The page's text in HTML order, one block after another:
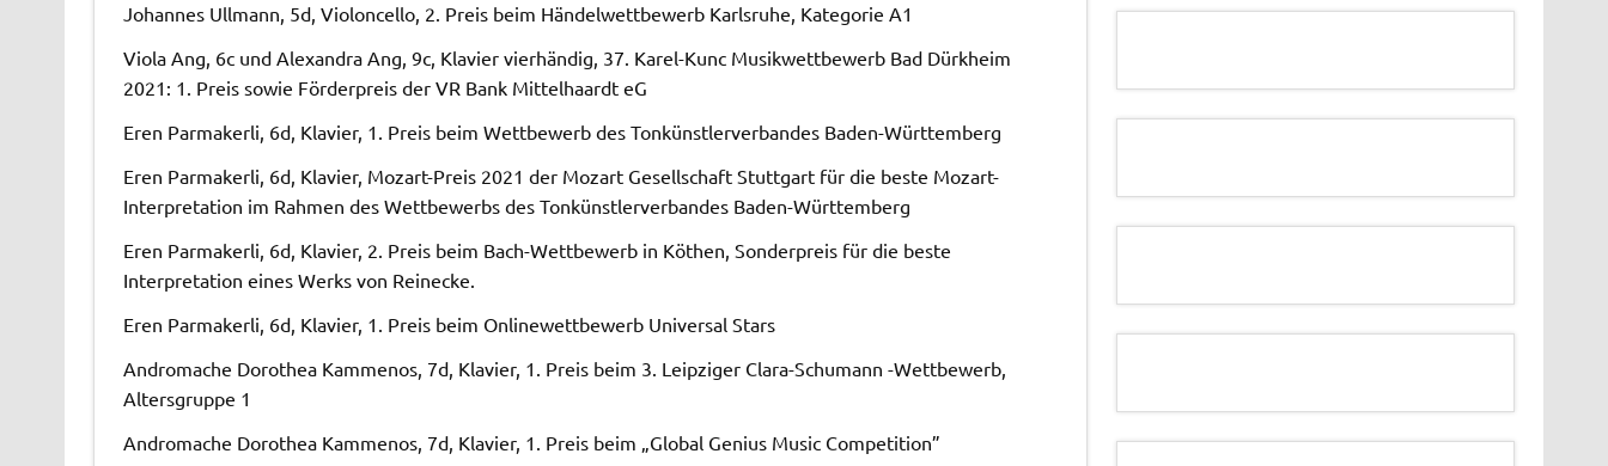
Johannes Ullmann, 5d, Violoncello, 2. Preis beim Händelwettbewerb Karlsruhe, Kategorie A1
Viola Ang, 6c und Alexandra Ang, 9c, Klavier vierhändig, 37. Karel-Kunc Musikwettbewerb Bad Dürkheim
2021: 1. Preis sowie Förderpreis der VR Bank Mittelhaardt eG
Eren Parmakerli, 6d, Klavier, 1. Preis beim Wettbewerb des Tonkünstlerverbandes Baden-Württemberg
Eren Parmakerli, 6d, Klavier, Mozart-Preis 2021 der Mozart Gesellschaft Stuttgart für die beste Mozart-
Interpretation im Rahmen des Wettbewerbs des Tonkünstlerverbandes Baden-Württemberg
Eren Parmakerli, 6d, Klavier, 2. Preis beim Bach-Wettbewerb in Köthen, Sonderpreis für die beste
Interpretation eines Werks von Reinecke.
Eren Parmakerli, 6d, Klavier, 1. Preis beim Onlinewettbewerb Universal Stars
Andromache Dorothea Kammenos, 7d, Klavier, 1. Preis beim 3. Leipziger Clara-Schumann -Wettbewerb,
Altersgruppe 1
Andromache Dorothea Kammenos, 7d, Klavier, 1. Preis beim „Global Genius Music Competition”